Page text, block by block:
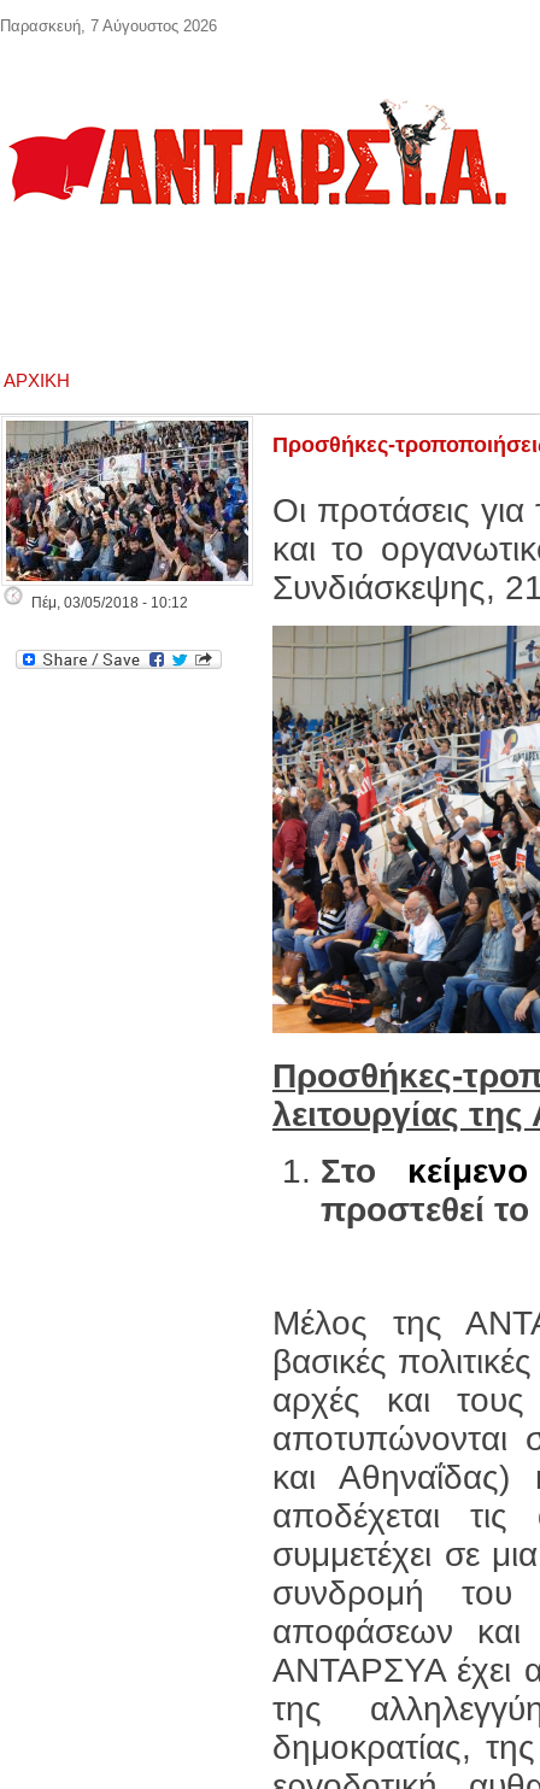
ΑΡΧΙΚΉ
Πέμ, 03/05/2018 - 10:12
Προσθήκες-
Οι προτάσεις
και το
Συνδιάσκεψης,
Προσθήκες-
λειτουργίας
Στο
προστεθεί
Μέλος της
βασικές
αρχές και
αποτυπώνονται
και Αθηναΐδας)
αποδέχεται
συμμετέχει σε
συνδρομή του
αποφάσεων
ΑΝΤΑΡΣΥΑ έχει
της
δημοκρατίας,
Παρασκευή, 7 Αύγουστος 2026